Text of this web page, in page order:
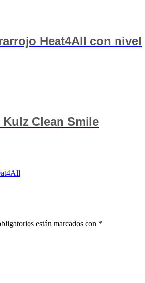
Heat4All con nivel
Clean Smile
están marcados con *